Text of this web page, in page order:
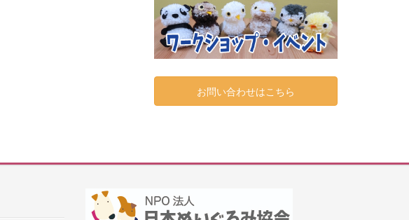
お問い合わせはこちら